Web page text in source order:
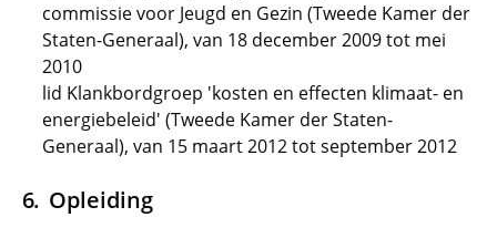
commissie voor Jeugd en Gezin (Tweede Kamer der
Staten-Generaal), van 18 december 2009 tot mei
2010
lid Klankbordgroep 'kosten en effecten klimaat- en
energiebeleid' (Tweede Kamer der Staten-
Generaal), van 15 maart 2012 tot september 2012
Opleiding